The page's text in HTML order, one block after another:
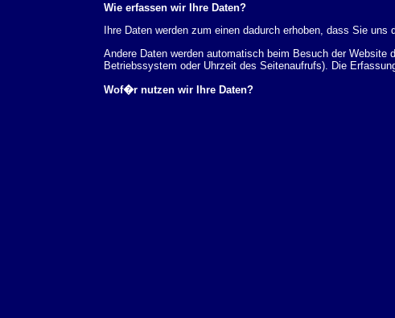
Wie erfassen wir Ihre Daten?
Ihre Daten werden zum einen dadurch erhoben, dass Sie
Andere Daten werden automatisch beim Besuch der
Betriebssystem oder Uhrzeit des Seitenaufrufs). Die
Wof�r nutzen wir Ihre Daten?